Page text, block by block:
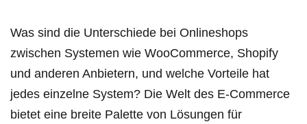
Was sind die Unterschiede bei Onlineshops
zwischen Systemen wie WooCommerce, Shopify
und anderen Anbietern, und welche Vorteile hat
jedes einzelne System? Die Welt des E-Commerce
bietet eine breite Palette von Lösungen für